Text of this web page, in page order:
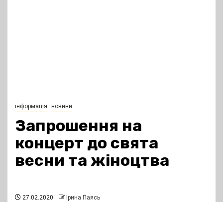
інформація новини
Запрошення на
концерт до свята
весни та жіноцтва
27.02.2020 Ірина Паясь